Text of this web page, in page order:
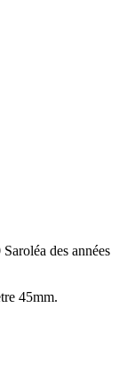
des années
45mm.